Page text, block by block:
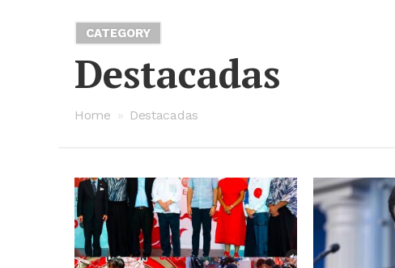
CATEGORY
Destacadas
Home » Destacadas